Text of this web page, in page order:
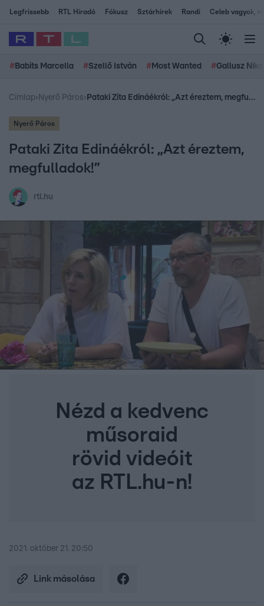
Legfrissebb RTL Híradó Fókusz Sztárhírek Randi Celeb vagyok,
# Babits Marcella #Szellő István # Most Wanted #Gallusz
Címlap› Nyerő Páros› Pataki Zita Edináékról: „Azt éreztem, megfulladok!”
Nyerő Páros
Pataki Zita Edináékról: „Azt éreztem,
megfulladok!”
rtl.hu
Nézd a kedvenc
műsoraid
rövid videóit
az RTL.hu-n!
2021. október 21. 20:50
Link másolása